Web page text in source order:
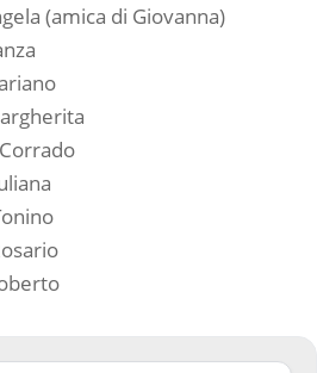
(amica di Giovanna)